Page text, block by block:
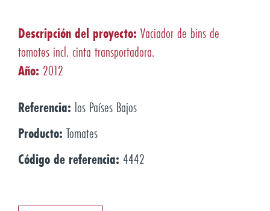
Descripción del proyecto: Vaciador de bins de
tomotes incl. cinta transportadora.
Año: 2012
Referencia: los Países Bajos
Producto: Tomates
Código de referencia: 4442